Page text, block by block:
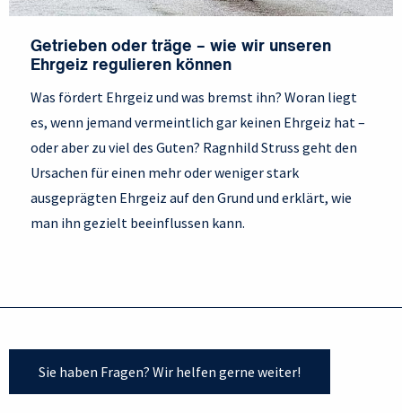
Getrieben oder träge – wie wir unseren
Ehrgeiz regulieren können
Was fördert Ehrgeiz und was bremst ihn? Woran liegt
es, wenn jemand vermeintlich gar keinen Ehrgeiz hat –
oder aber zu viel des Guten? Ragnhild Struss geht den
Ursachen für einen mehr oder weniger stark
ausgeprägten Ehrgeiz auf den Grund und erklärt, wie
man ihn gezielt beeinflussen kann.
Sie haben Fragen? Wir helfen gerne weiter!